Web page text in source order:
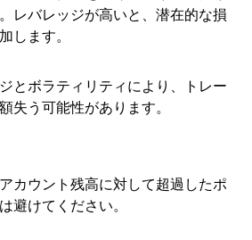
レバレッジが高いと、潜在的な損
します。
とボラティリティにより、トレー
失う可能性があります。
カウント残高に対して超過したポ
避けてください。